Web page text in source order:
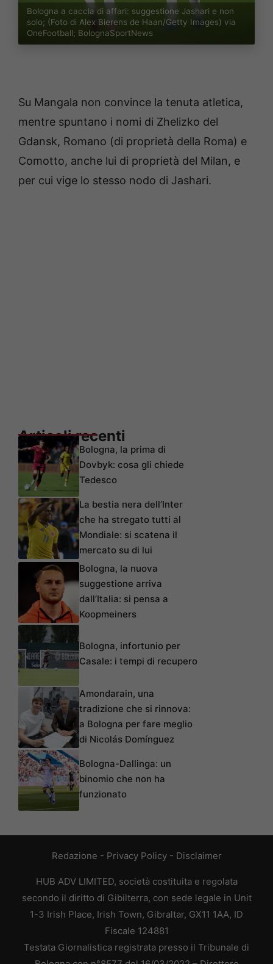
Bologna a caccia di affari: suggestione Jashari e non
solo; (Foto di Alex Bierens de Haan/Getty Images) via
OneFootball; BolognaSportNews
Su Mangala non convince la tenuta atletica,
mentre spuntano i nomi di Zhelizko del
Gdansk, Romano (di proprietà della Roma) e
Comotto, anche lui di proprietà del Milan, e
per cui vige lo stesso nodo di Jashari.
Articoli recenti
Bologna, la prima di
Dovbyk: cosa gli chiede
Tedesco
La bestia nera dell’Inter
che ha stregato tutti al
Mondiale: si scatena il
mercato su di lui
Bologna, la nuova
suggestione arriva
dall’Italia: si pensa a
Koopmeiners
Bologna, infortunio per
Casale: i tempi di recupero
Amondarain, una
tradizione che si rinnova:
a Bologna per fare meglio
di Nicolás Domínguez
Bologna-Dallinga: un
binomio che non ha
funzionato
Redazione - Privacy Policy- Disclaimer
HUB ADV LIMITED, società costituita e regolata
secondo il diritto di Gibilterra, con sede legale in Unit
1-3 Irish Place, Irish Town, Gibraltar, GX11 1AA, ID
Fiscale 124881
Testata Giornalistica registrata presso il Tribunale di